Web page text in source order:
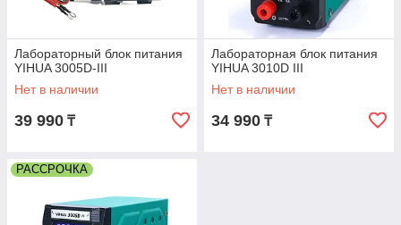
Лабораторный блок питания
YIHUA 3005D-III
Нет в наличии
39 990 ₸
Лабораторная блок питания
YIHUA 3010D III
Нет в наличии
34 990 ₸
РАССРОЧКА